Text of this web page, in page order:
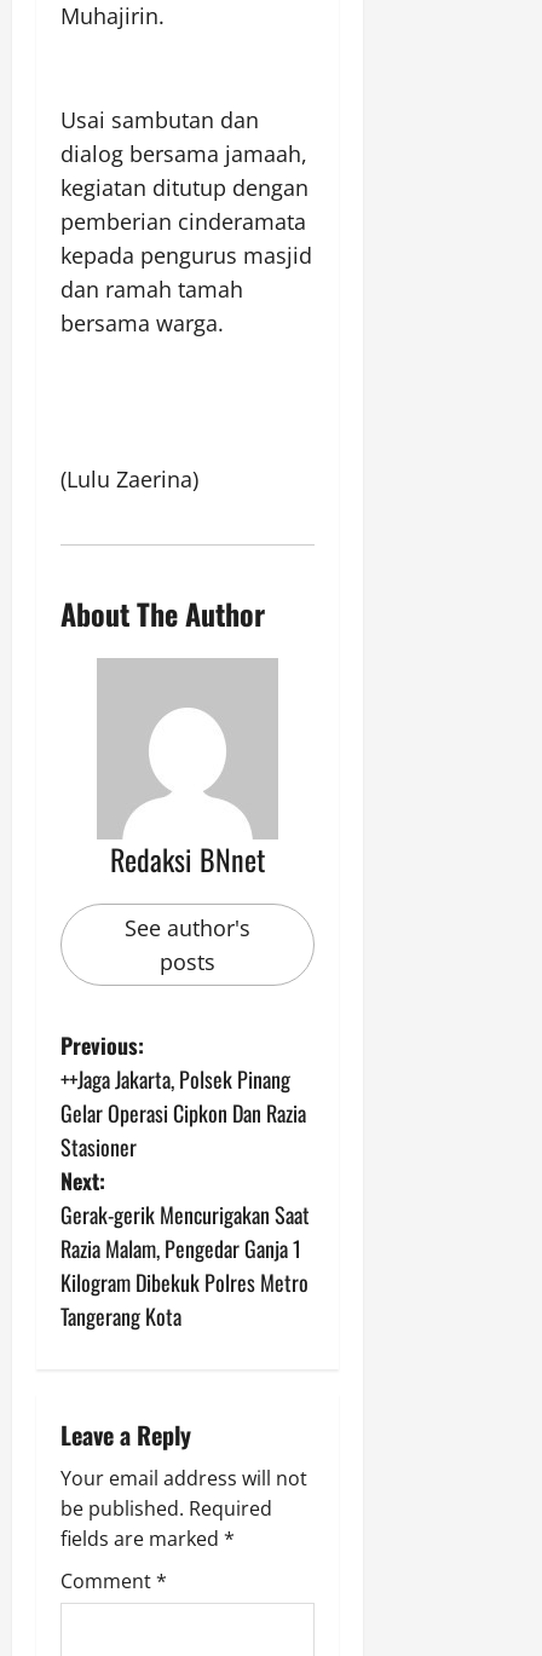
Muhajirin.
Usai sambutan dan
dialog bersama jamaah,
kegiatan ditutup dengan
pemberian cinderamata
kepada pengurus masjid
dan ramah tamah
bersama warga.
(Lulu Zaerina)
About The Author
Redaksi BNnet
See author's
posts
P
o
s
t
n
a
g
a
t
i
Previous:
++Jaga Jakarta, Polsek Pinang
Gelar Operasi Cipkon Dan Razia
Stasioner
Next:
Gerak-gerik Mencurigakan Saat
Razia Malam, Pengedar Ganja 1
Kilogram Dibekuk Polres Metro
Tangerang Kota
Leave a Reply
Your email address will not
be published. Required
fields are marked *
Comment*